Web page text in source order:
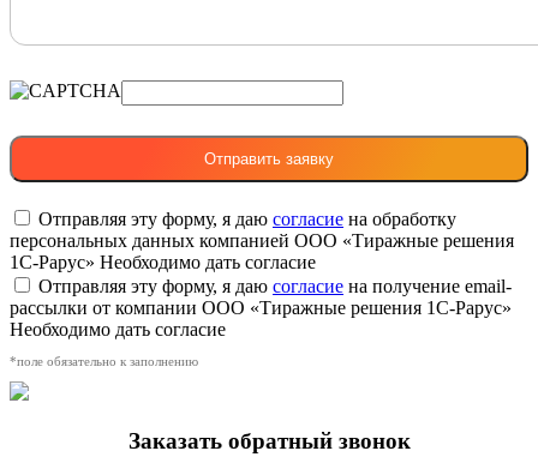
Отправляя эту форму, я даю согласие на обработку
персональных данных компанией ООО «Тиражные решения
1С-Рарус» Необходимо дать согласие
Отправляя эту форму, я даю согласие на получение email-
рассылки от компании ООО «Тиражные решения 1С-Рарус»
Необходимо дать согласие
*поле обязательно к заполнению
Заказать обратный звонок